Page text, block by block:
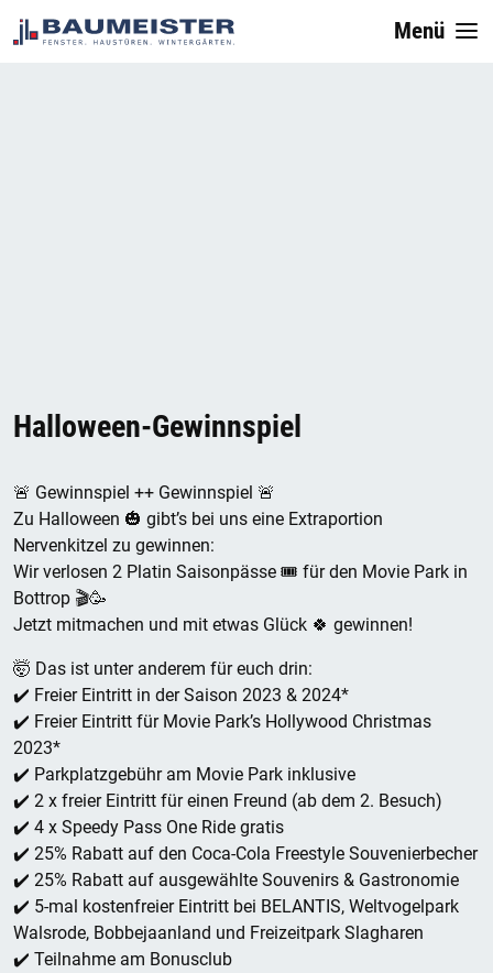
Menü
Halloween-Gewinnspiel
🚨 Gewinnspiel ++ Gewinnspiel 🚨
Zu Halloween 🎃 gibt’s bei uns eine Extraportion
Nervenkitzel zu gewinnen:
Wir verlosen 2 Platin Saisonpässe 🎟 für den Movie Park in
Bottrop 🎬🥳
Jetzt mitmachen und mit etwas Glück 🍀 gewinnen!
🤯 Das ist unter anderem für euch drin:
✔️ Freier Eintritt in der Saison 2023 & 2024*
✔️ Freier Eintritt für Movie Park’s Hollywood Christmas
2023*
✔️ Parkplatzgebühr am Movie Park inklusive
✔️ 2 x freier Eintritt für einen Freund (ab dem 2. Besuch)
✔️ 4 x Speedy Pass One Ride gratis
✔️ 25% Rabatt auf den Coca-Cola Freestyle Souvenierbecher
✔️ 25% Rabatt auf ausgewählte Souvenirs & Gastronomie
✔️ 5-mal kostenfreier Eintritt bei BELANTIS, Weltvogelpark
Walsrode, Bobbejaanland und Freizeitpark Slagharen
✔️ Teilnahme am Bonusclub